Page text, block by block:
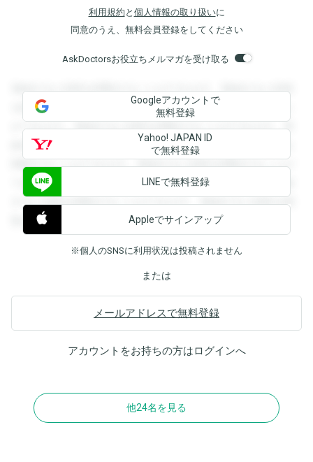
利用規約 と 個人情報の取り扱いに
同意のうえ、無料会員登録をしてください
AskDoctorsお役立ちメルマガを受け取る
登録すると回答を閲覧することができます。登録すると回答
を閲覧することができます。登録すると回答を閲覧すること
ができます。登録すると回答を閲覧することができます。登
録すると回答を閲覧することができます。登録すると回答を
閲覧することができます。登録すると回答を閲覧することが
できます。登録すると回答を閲覧することができます。登録
すると回答を閲覧することができます。登録すると回答を閲
覧することができます。
Googleアカウントで
無料登録
Yahoo! JAPAN ID
で無料登録
LINEで無料登録
Appleでサインアップ
※個人のSNSに利用状況は投稿されません
または
メールアドレスで無料登録
アカウントをお持ちの方はログインへ
他24名を見る